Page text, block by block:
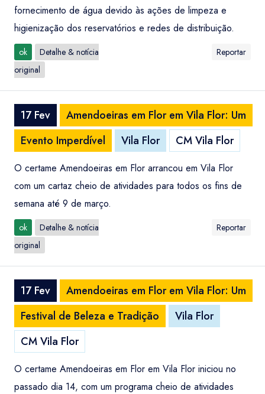
fornecimento de água devido às ações de limpeza e
higienização dos reservatórios e redes de distribuição.
ok
Detalhe & notícia
original
Reportar
17 Fev
Amendoeiras em Flor em Vila Flor: Um
Evento Imperdível
Vila Flor CM Vila Flor
O certame Amendoeiras em Flor arrancou em Vila Flor
com um cartaz cheio de atividades para todos os fins de
semana até 9 de março.
ok
Detalhe & notícia
original
Reportar
17 Fev
Amendoeiras em Flor em Vila Flor: Um
Festival de Beleza e Tradição
Vila Flor
CM Vila Flor
O certame Amendoeiras em Flor em Vila Flor iniciou no
passado dia 14, com um programa cheio de atividades